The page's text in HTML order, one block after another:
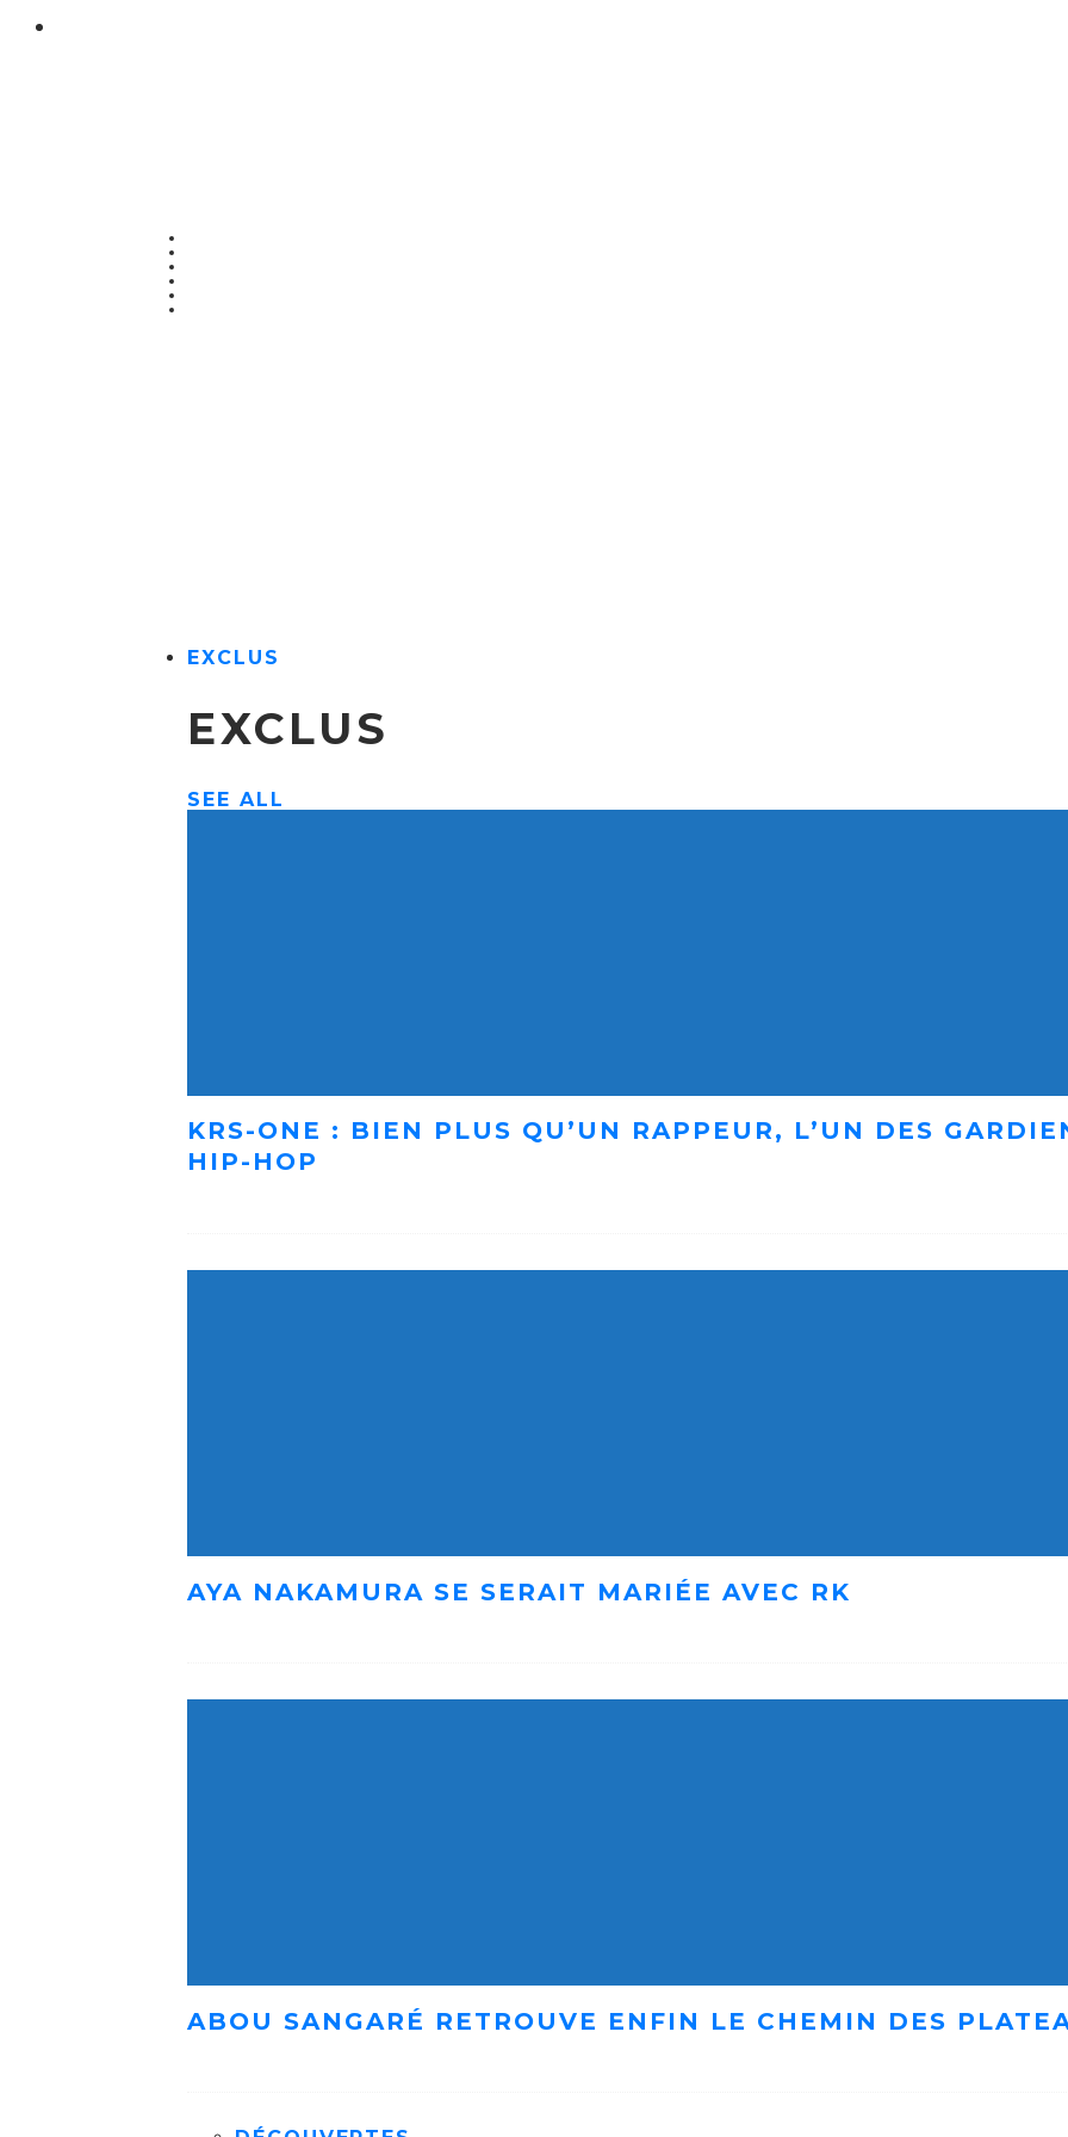
EXCLUS
EXCLUS
SEE ALL
KRS-ONE : BIEN PLUS QU’UN RAPPEUR, L’UN DES
HIP-HOP
AYA NAKAMURA SE SERAIT MARIÉE AVEC RK
ABOU SANGARÉ RETROUVE ENFIN LE CHEMIN DES